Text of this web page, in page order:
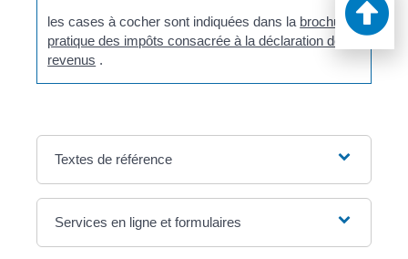
les cases à cocher sont indiquées dans la brochure
pratique des impôts consacrée à la déclaration de
revenus .
Textes de référence
Services en ligne et formulaires